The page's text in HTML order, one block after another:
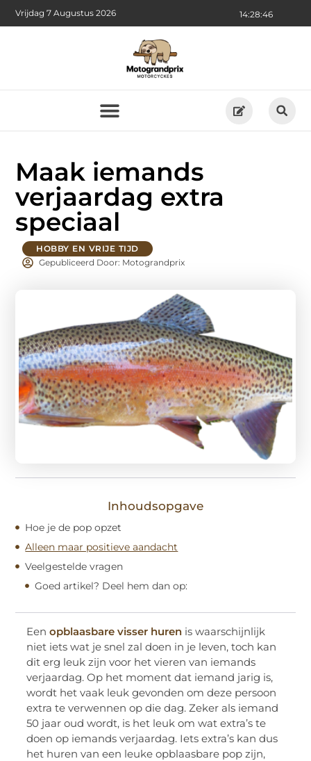
14:28:46
Vrijdag 7 Augustus 2026
Maak iemands
verjaardag extra
speciaal
HOBBY EN VRIJE TIJD
Gepubliceerd Door: Motograndprix
Inhoudsopgave
Hoe je de pop opzet
Alleen maar positieve aandacht
Veelgestelde vragen
Goed artikel? Deel hem dan op:
Eenopblaasbare visser huren is waarschijnlijk
niet iets wat je snel zal doen in je leven, toch kan
dit erg leuk zijn voor het vieren van iemands
verjaardag. Op het moment dat iemand jarig is,
wordt het vaak leuk gevonden om deze persoon
extra te verwennen op die dag. Zeker als iemand
50 jaar oud wordt, is het leuk om wat extra’s te
doen op iemands verjaardag. Iets extra’s kan dus
het huren van een leuke opblaasbare pop zijn,